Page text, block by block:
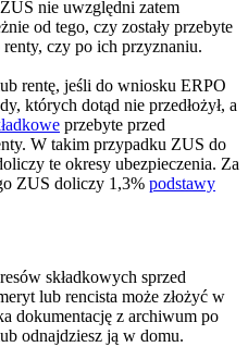
nie uwzględni zatem
od tego, czy zostały przebyte
czy po ich przyznaniu.
rentę, jeśli do wniosku ERPO
których dotąd nie przedłożył, a
przebyte przed
W takim przypadku ZUS do
te okresy ubezpieczenia. Za
ZUS doliczy 1,3% podstawy
składkowych sprzed
lub rencista może złożyć w
dokumentację z archiwum po
odnajdziesz ją w domu.